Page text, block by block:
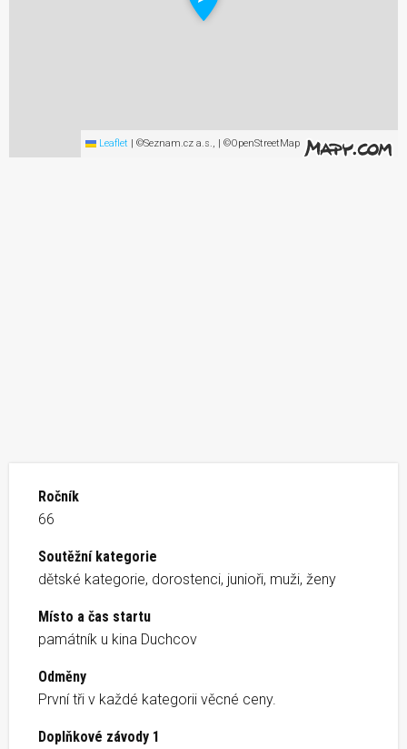
Leaflet | ©Seznam.cz a.s., | ©OpenStreetMap
Ročník
66
Soutěžní kategorie
dětské kategorie, dorostenci, junioři, muži, ženy
Místo a čas startu
památník u kina Duchcov
Odměny
První tři v každé kategorii věcné ceny.
Doplňkové závody 1